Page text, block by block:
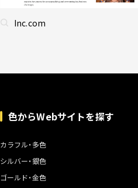
Inc.com
色からWebサイトを探す
カラフル・多色
シルバー・銀色
ゴールド・金色